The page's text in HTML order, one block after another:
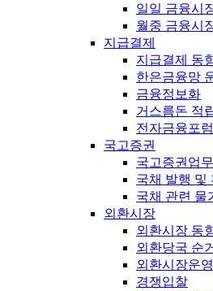
일일 금융시
월중 금융시
지급결제
지급결제 동
한은금융망
금융정보화
거스름돈 적
전자금융포
국고증권
국고증권업
국채 발행 및
국채 관련 물
외환시장
외환시장 동
외환당국 순
외환시장운
경쟁입찰